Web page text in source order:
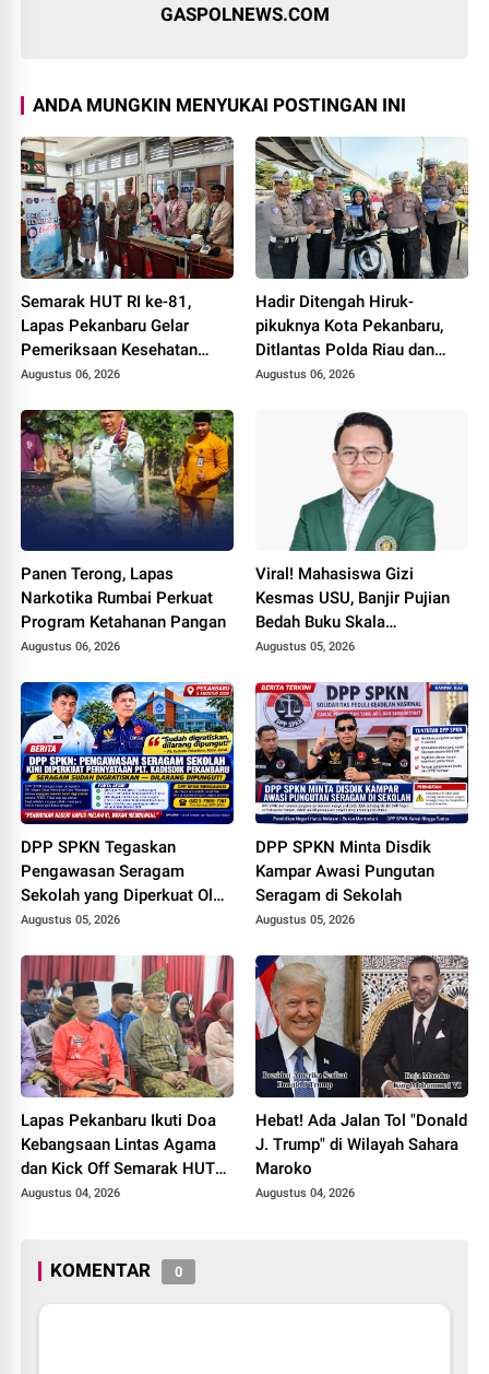
GASPOLNEWS.COM
ANDA MUNGKIN MENYUKAI POSTINGAN INI
Semarak HUT RI ke-81,
Lapas Pekanbaru Gelar
Pemeriksaan Kesehatan
Gratis untuk Warga Binaan
Augustus 06, 2026
Hadir Ditengah Hiruk-
pikuknya Kota Pekanbaru,
Ditlantas Polda Riau dan
Polantas KARIB Kobarkan
Nasionalisme dan Green
Policing Jelang HUT RI Ke-
Augustus 06, 2026
Panen Terong, Lapas
Narkotika Rumbai Perkuat
Program Ketahanan Pangan
Augustus 06, 2026
Viral! Mahasiswa Gizi
Kesmas USU, Banjir Pujian
Bedah Buku Skala
International dari 70 Ribu
Dunia
Augustus 05, 2026
DPP SPKN Tegaskan
Pengawasan Seragam
Sekolah yang Diperkuat Oleh
Peryataan Plt. KADISDIK
Digratiskan
Augustus 05, 2026
DPP SPKN Minta Disdik
Kampar Awasi Pungutan
Seragam di Sekolah
Augustus 05, 2026
Lapas Pekanbaru Ikuti Doa
Kebangsaan Lintas Agama
dan Kick Off Semarak HUT
ke-81 Kemerdekaan RI
Augustus 04, 2026
Hebat! Ada Jalan Tol "Donald
J. Trump" di Wilayah Sahara
Maroko
Augustus 04, 2026
KOMENTAR 0